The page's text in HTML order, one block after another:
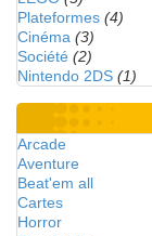
Plateformes (4)
Cinéma (3)
Société (2)
Nintendo 2DS (1)
Arcade
Aventure
Beat'em all
Cartes
Horror